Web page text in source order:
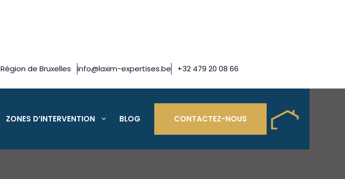
Région de Bruxelles info@laxim-expertises.be +32 479 20 08 66
ZONES D’INTERVENTION BLOG CONTACTEZ-NOUS